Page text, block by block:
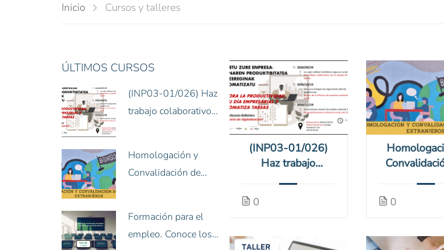
Inicio Cursos y talleres
(INP03-01/026)
Haz trabajo
0 0
ÚLTIMOS CURSOS
(INP03-01/026) Haz
trabajo colaborativo
Homologación y
Convalidación de
Formación para el
empleo. Conoce los